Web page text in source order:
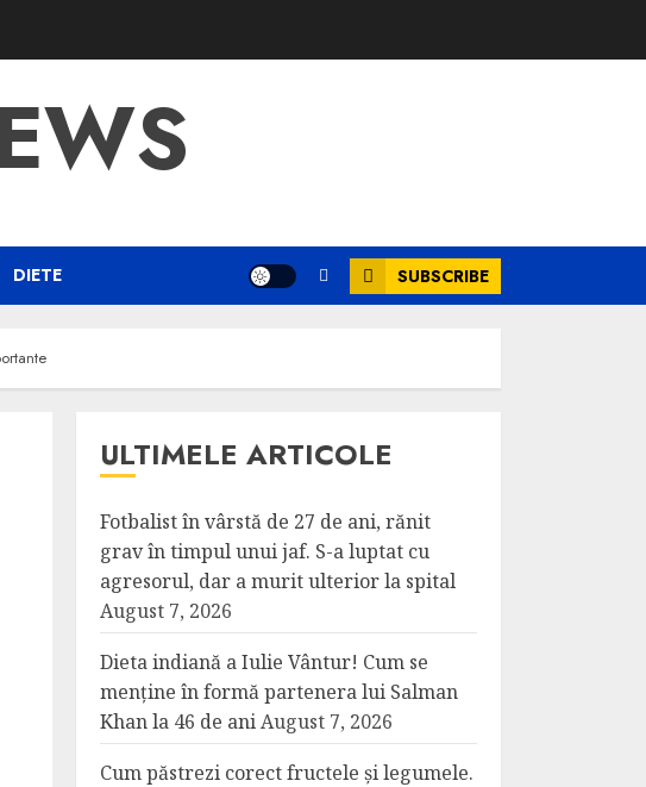
DIETE SUBSCRIBE
ULTIMELE ARTICOLE
Fotbalist în vârstă de 27 de ani, rănit
grav în timpul unui jaf. S-a luptat cu
agresorul, dar a murit ulterior la spital
August 7, 2026
Dieta indiană a Iulie Vântur! Cum se
menține în formă partenera lui Salman
Khan la 46 de aniAugust 7, 2026
Cum păstrezi corect fructele și legumele.